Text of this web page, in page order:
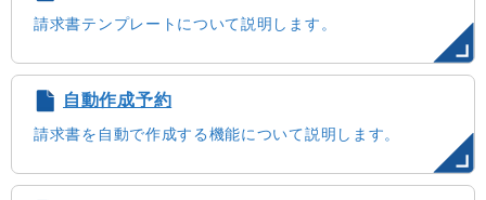
請求書テンプレートについて説明します。
自動作成予約
請求書を自動で作成する機能について説明します。